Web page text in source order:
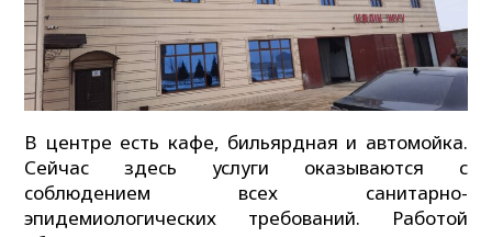
В центре есть кафе, бильярдная и автомойка.
Сейчас здесь услуги оказываются с
соблюдением всех санитарно-
эпидемиологических требований. Работой